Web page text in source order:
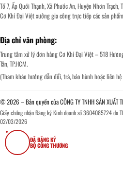
Tổ 7, Ấp Quới Thạnh, Xã Phước An, Huyện Nhơn Trạch,
Cơ Khí Đại Việt xưởng gia công trực tiếp các sản
Địa chỉ văn phòng:
Trung tâm xử lý đơn hàng Cơ Khí Đại Việt – 518
Tân, TP.HCM.
(Tham khảo hướng dẫn đổi, trả, bảo hành hoặc liên
© 2026 – Bản quyền của CÔNG TY TNHH SẢN XUẤT
Giấy chứng nhận Đăng ký Kinh doanh số 3604085724 do
02/03/2026
ĐÃ ĐĂNG KÝ
BỘ CÔNG THƯƠNG